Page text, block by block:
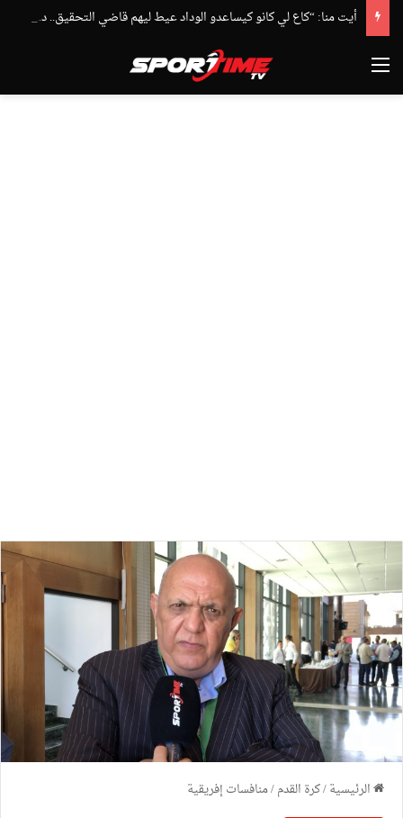
أيت منا: “كاع لي كانو كيساعدو الوداد عيط ليهم قاضي التحقيق.. دابا حتى شي واحد ما بقا باغي يعاون”
القائمة
الرئيسية/كرة القدم/منافسات إفريقية